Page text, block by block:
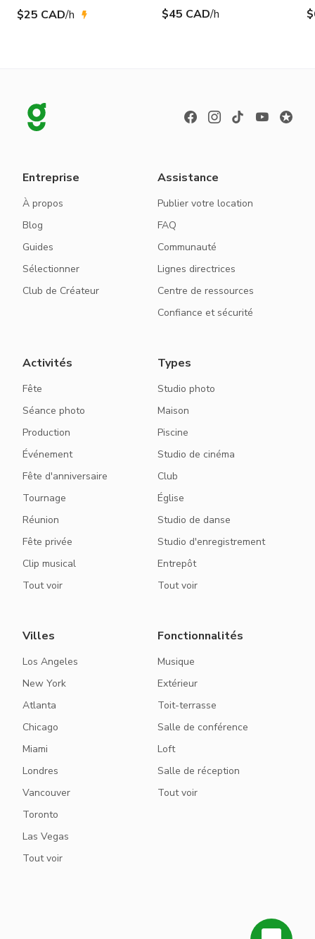
$25 CAD/h $45 CAD/h
Entreprise
À propos
Blog
Guides
Sélectionner
Club de Créateur
Assistance
Publier votre location
FAQ
Communauté
Lignes directrices
Centre de ressources
Confiance et sécurité
Activités
Fête
Séance photo
Production
Événement
Fête d'anniversaire
Tournage
Réunion
Fête privée
Clip musical
Tout voir
Types
Studio photo
Maison
Piscine
Studio de cinéma
Club
Église
Studio de danse
Studio d'enregistrement
Entrepôt
Tout voir
Villes
Los Angeles
New York
Atlanta
Chicago
Miami
Londres
Vancouver
Toronto
Las Vegas
Tout voir
Fonctionnalités
Musique
Extérieur
Toit-terrasse
Salle de conférence
Loft
Salle de réception
Tout voir